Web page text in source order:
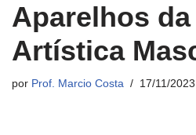
Aparelhos
Artística
por Prof. Marcio Costa 17/11/2023